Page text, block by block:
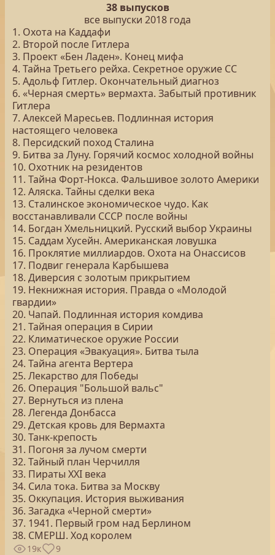
38 выпусков
все выпуски 2018 года
1. Охота на Каддафи
2. Второй после Гитлера
3. Проект «Бен Ладен». Конец мифа
4. Тайна Третьего рейха. Секретное оружие СС
5. Адольф Гитлер. Окончательный диагноз
6. «Черная смерть» вермахта. Забытый противник
Гитлера
7. Алексей Маресьев. Подлинная история
настоящего человека
8. Персидский поход Сталина
9. Битва за Луну. Горячий космос холодной войны
10. Охотник на резидентов
11. Тайна Форт-Нокса. Фальшивое золото Америки
12. Аляска. Тайны сделки века
13. Сталинское экономическое чудо. Как
восстанавливали СССР после войны
14. Богдан Хмельницкий. Русский выбор Украины
15. Саддам Хусейн. Американская ловушка
16. Проклятие миллиардов. Охота на Онассисов
17. Подвиг генерала Карбышева
18. Диверсия с золотым прикрытием
19. Некнижная история. Правда о «Молодой
гвардии»
20. Чапай. Подлинная история комдива
21. Тайная операция в Сирии
22. Климатическое оружие России
23. Операция «Эвакуация». Битва тыла
24. Тайна агента Вертера
25. Лекарство для Победы
26. Операция "Большой вальс"
27. Вернуться из плена
28. Легенда Донбасса
29. Детская кровь для Вермахта
30. Танк-крепость
31. Погоня за лучом смерти
32. Тайный план Черчилля
33. Пираты ХХI века
34. Сила тока. Битва за Москву
35. Оккупация. История выживания
36. Загадка «Черной смерти»
37. 1941. Первый гром над Берлином
38. СМЕРШ. Ход королем
19к 9